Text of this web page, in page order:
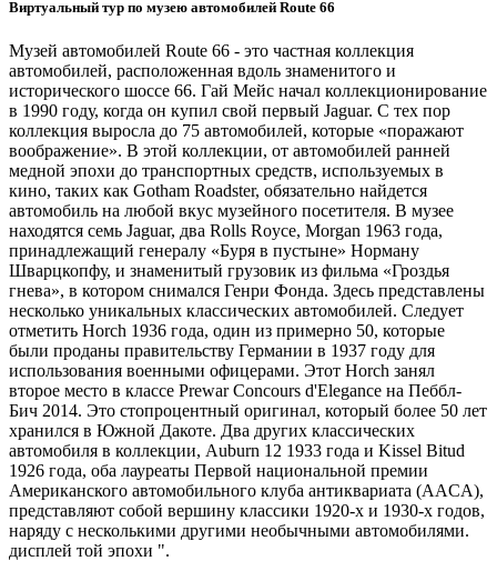
Виртуальный тур по музею автомобилей Route 66
Музей автомобилей Route 66 - это частная коллекция
автомобилей, расположенная вдоль знаменитого и
исторического шоссе 66. Гай Мейс начал коллекционирование
в 1990 году, когда он купил свой первый Jaguar. С тех пор
коллекция выросла до 75 автомобилей, которые «поражают
воображение». В этой коллекции, от автомобилей ранней
медной эпохи до транспортных средств, используемых в
кино, таких как Gotham Roadster, обязательно найдется
автомобиль на любой вкус музейного посетителя. В музее
находятся семь Jaguar, два Rolls Royce, Morgan 1963 года,
принадлежащий генералу «Буря в пустыне» Норману
Шварцкопфу, и знаменитый грузовик из фильма «Гроздья
гнева», в котором снимался Генри Фонда. Здесь представлены
несколько уникальных классических автомобилей. Следует
отметить Horch 1936 года, один из примерно 50, которые
были проданы правительству Германии в 1937 году для
использования военными офицерами. Этот Horch занял
второе место в классе Prewar Concours d'Elegance на Пеббл-
Бич 2014. Это стопроцентный оригинал, который более 50 лет
хранился в Южной Дакоте. Два других классических
автомобиля в коллекции, Auburn 12 1933 года и Kissel Bitud
1926 года, оба лауреаты Первой национальной премии
Американского автомобильного клуба антиквариата (AACA),
представляют собой вершину классики 1920-х и 1930-х годов,
наряду с несколькими другими необычными автомобилями.
дисплей той эпохи ".